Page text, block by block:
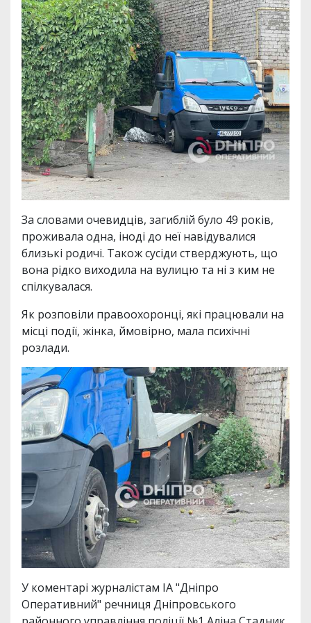
За словами очевидців, загиблій було 49 років,
проживала одна, іноді до неї навідувалися
близькі родичі. Також сусіди стверджують, що
вона рідко виходила на вулицю та ні з ким не
спілкувалася.
Як розповіли правоохоронці, які працювали на
місці події, жінка, ймовірно, мала психічні
розлади.
У коментарі журналістам ІА "Дніпро
Оперативний" речниця Дніпровського